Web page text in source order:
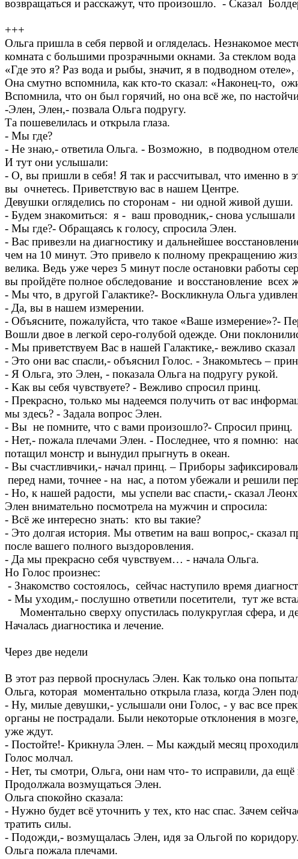
возвращаться и расскажут, что произошло. - Сказал
+++
Ольга пришла в себя первой и огляделась. Незнакомое
комната с большими прозрачными окнами. За стеклом
«Где это я? Раз вода и рыбы, значит, я в подводном отеле»,
Она смутно вспомнила, как кто-то сказал: «Наконец-то,
Вспомнила, что он был горячий, но она всё же, по
-Элен, Элен,- позвала Ольга подругу.
Та пошевелилась и открыла глаза.
- Мы где?
- Не знаю,- ответила Ольга. - Возможно, в подводном
И тут они услышали:
- О, вы пришли в себя! Я так и рассчитывал, что именно в
вы очнетесь. Приветствую вас в нашем Центре.
Девушки огляделись по сторонам - ни одной живой души.
- Будем знакомиться: я - ваш проводник,- снова услышали
- Мы где?- Обращаясь к голосу, спросила Элен.
- Вас привезли на диагностику и дальнейшее
чем на 10 минут. Это привело к полному прекращению
велика. Ведь уже через 5 минут после остановки работы
вы пройдёте полное обследование и восстановление
- Мы что, в другой Галактике?- Воскликнула Ольга
- Да, вы в нашем измерении.
- Объясните, пожалуйста, что такое «Ваше измерение»?-
Вошли двое в легкой серо-голубой одежде. Они
- Мы приветствуем Вас в нашей Галактике,- вежливо
- Это они вас спасли,- объяснил Голос. - Знакомьтесь –
- Я Ольга, это Элен, - показала Ольга на подругу рукой.
- Как вы себя чувствуете? - Вежливо спросил принц.
- Прекрасно, только мы надеемся получить от вас
мы здесь? - Задала вопрос Элен.
- Вы не помните, что с вами произошло?- Спросил принц.
- Нет,- пожала плечами Элен. - Последнее, что я помню:
потащил монстр и вынудил прыгнуть в океан.
- Вы счастливчики,- начал принц. – Приборы
перед нами, точнее - на нас, а потом убежали и решили
- Но, к нашей радости, мы успели вас спасти,- сказал
Элен внимательно посмотрела на мужчин и спросила:
- Всё же интересно знать: кто вы такие?
- Это долгая история. Мы ответим на ваш вопрос,- сказал
после вашего полного выздоровления.
- Да мы прекрасно себя чувствуем… - начала Ольга.
Но Голос произнес:
- Знакомство состоялось, сейчас наступило время
- Мы уходим,- послушно ответили посетители, тут же
Моментально сверху опустилась полукруглая сфера, и
Началась диагностика и лечение.
Через две недели
В этот раз первой проснулась Элен. Как только она
Ольга, которая моментально открыла глаза, когда Элен
- Ну, милые девушки,- услышали они Голос, - у вас все
органы не пострадали. Были некоторые отклонения в
уже ждут.
- Постойте!- Крикнула Элен. – Мы каждый месяц
Голос молчал.
- Нет, ты смотри, Ольга, они нам что- то исправили, да ещё
Продолжала возмущаться Элен.
Ольга спокойно сказала:
- Нужно будет всё уточнить у тех, кто нас спас. Зачем
тратить силы.
- Подожди,- возмущалась Элен, идя за Ольгой по
Ольга пожала плечами.